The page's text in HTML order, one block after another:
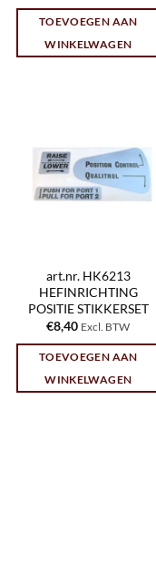
TOEVOEGEN AAN
WINKELWAGEN
art.nr. HK6213
HEFINRICHTING
POSITIE STIKKERSET
€8,40 Excl. BTW
TOEVOEGEN AAN
WINKELWAGEN